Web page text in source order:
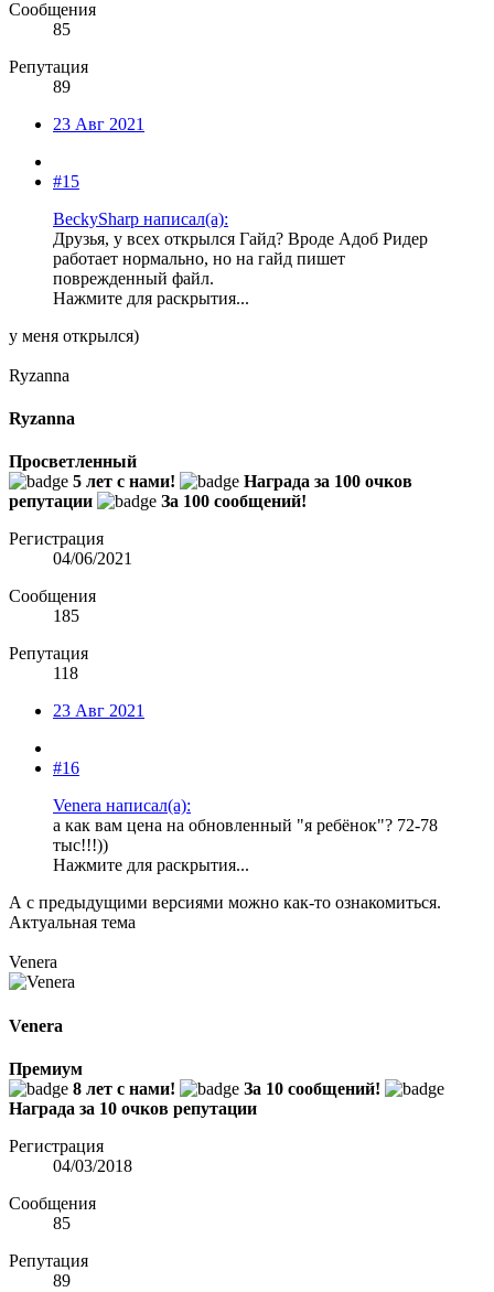
Сообщения
85
Репутация
89
23 Авг 2021
#15
BeckySharp написал(а):
Друзья, у всех открылся Гайд? Вроде Адоб Ридер
работает нормально, но на гайд пишет
поврежденный файл.
Нажмите для раскрытия...
у меня открылся)
Ryzanna
Ryzanna
Просветленный
5 лет с нами!
Награда за 100 очков
репутации
За 100 сообщений!
Регистрация
04/06/2021
Сообщения
185
Репутация
118
23 Авг 2021
#16
Venera написал(а):
а как вам цена на обновленный "я ребёнок"? 72-78
тыс!!!))
Нажмите для раскрытия...
А с предыдущими версиями можно как-то ознакомиться.
Актуальная тема
Venera
Venera
Премиум
8 лет с нами!
За 10 сообщений!
Награда за 10 очков репутации
Регистрация
04/03/2018
Сообщения
85
Репутация
89